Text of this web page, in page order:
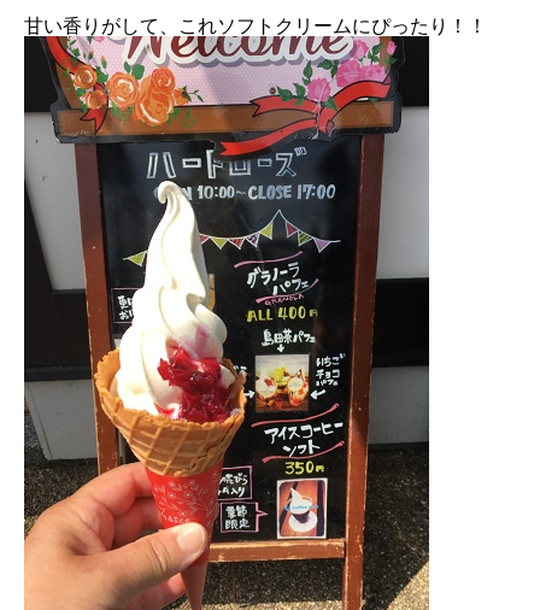
甘い香りがして、これソフトクリームにぴったり！！